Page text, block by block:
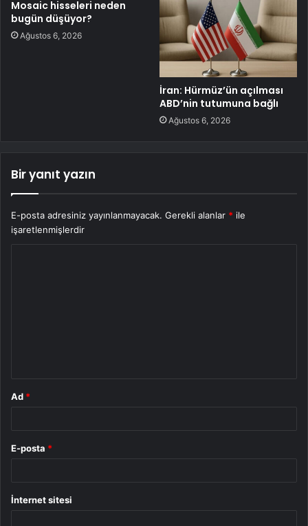
Mosaic hisseleri neden
bugün düşüyor?
Ağustos 6, 2026
İran: Hürmüz’ün açılması
ABD’nin tutumuna bağlı
Ağustos 6, 2026
Bir yanıt yazın
E-posta adresiniz yayınlanmayacak. Gerekli alanlar * ile
işaretlenmişlerdir
Ad *
E-posta *
İnternet sitesi